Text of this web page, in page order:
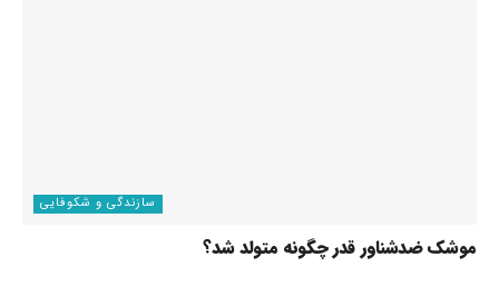
سازندگی و شکوفایی
موشک ضدشناور قدر چگونه متولد شد؟